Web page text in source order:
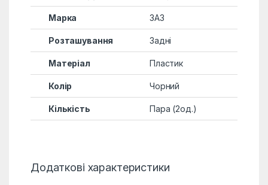
Марка ЗАЗ
Розташування Задні
Матеріал Пластик
Колір Чорний
Кількість Пара (2од.)
Додаткові характеристики